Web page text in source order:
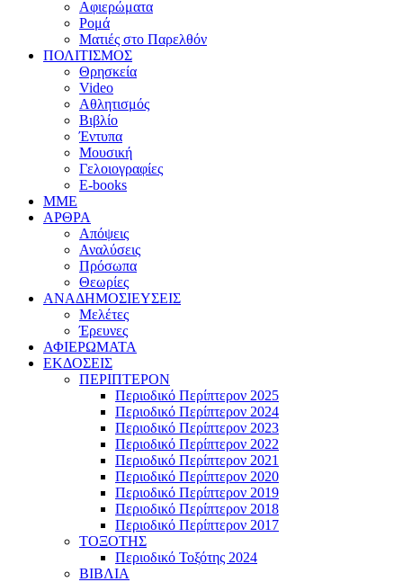
Αφιερώματα
Ρομά
Ματιές στο Παρελθόν
ΠΟΛΙΤΙΣΜΟΣ
Θρησκεία
Video
Αθλητισμός
Βιβλίο
Έντυπα
Μουσική
Γελοιογραφίες
E-books
MME
ΑΡΘΡΑ
Απόψεις
Αναλύσεις
Πρόσωπα
Θεωρίες
ΑΝΑΔΗΜΟΣΙΕΥΣΕΙΣ
Μελέτες
Έρευνες
ΑΦΙΕΡΩΜΑΤΑ
ΕΚΔΟΣΕΙΣ
ΠΕΡΙΠΤΕΡΟΝ
Περιοδικό Περίπτερον 2025
Περιοδικό Περίπτερον 2024
Περιοδικό Περίπτερον 2023
Περιοδικό Περίπτερον 2022
Περιοδικό Περίπτερον 2021
Περιοδικό Περίπτερον 2020
Περιοδικό Περίπτερον 2019
Περιοδικό Περίπτερον 2018
Περιοδικό Περίπτερον 2017
ΤΟΞΟΤΗΣ
Περιοδικό Τοξότης 2024
ΒΙΒΛΙΑ